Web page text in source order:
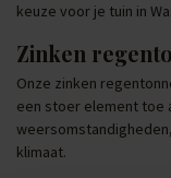
keuze voor je tuin in
Zinken
Onze zinken
een stoer element toe
klimaat.